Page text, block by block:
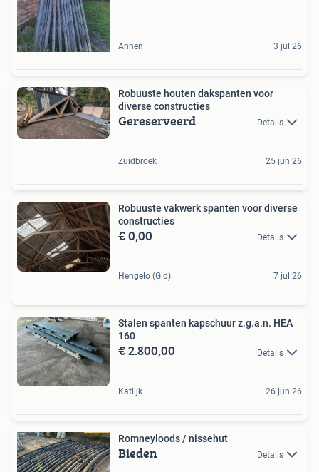
Annen 3 jul 26
Robuuste houten dakspanten voor
diverse constructies
Gereserveerd Details
Zuidbroek 25 jun 26
Robuuste vakwerk spanten voor diverse
constructies
€ 0,00 Details
Hengelo (Gld) 7 jul 26
Stalen spanten kapschuur z.g.a.n. HEA
160
€ 2.800,00 Details
Katlijk 26 jun 26
Romneyloods / nissehut
Bieden Details